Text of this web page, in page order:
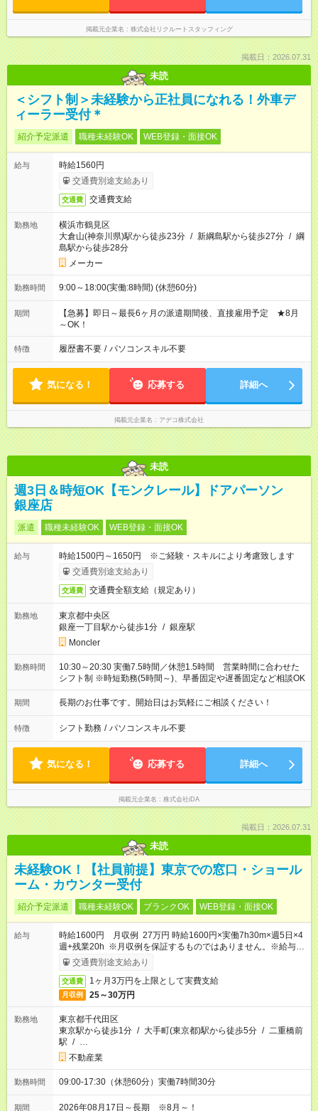
掲載元企業名 株式会社リクルートスタッフィング
掲載日：2026.07.31
未読
＜シフト制＞未経験から正社員になれる！外車デ
ィーラー受付＊
紹介予定派遣 職種未経験OK WEB登録・面接OK
給与
時給1560円
交通費別途支給あり
交通費 交通費支給
勤務地
横浜市鶴見区
大倉山(神奈川県)駅から徒歩23分 / 新綱島駅から徒歩27分 / 綱
島駅から徒歩28分
メーカー
勤務時間 9:00～18:00(実働:8時間) (休憩60分)
期間
【急募】即日～最長6ヶ月の派遣期間後、直接雇用予定 ★8月
～OK！
特徴 履歴書不要 / パソコンスキル不要
気になる！ 応募する 詳細へ
掲載元企業名 アデコ株式会社
未読
週3日＆時短OK【モンクレール】ドアパーソン
銀座店
派遣 職種未経験OK WEB登録・面接OK
給与
時給1500円～1650円 ※ご経験・スキルにより考慮致します
交通費別途支給あり
交通費 交通費全額支給（規定あり）
勤務地
東京都中央区
銀座一丁目駅から徒歩1分 / 銀座駅
Moncler
勤務時間
10:30～20:30 実働7.5時間／休憩1.5時間 営業時間に合わせた
シフト制 ※時短勤務(5時間～)、早番固定や遅番固定など相談OK
期間 長期のお仕事です。開始日はお気軽にご相談ください！
特徴 シフト勤務 / パソコンスキル不要
気になる！ 応募する 詳細へ
掲載元企業名 株式会社iDA
掲載日：2026.07.31
未読
未経験OK！【社員前提】東京での窓口・ショール
ーム・カウンター受付
紹介予定派遣 職種未経験OK ブランクOK WEB登録・面接OK
給与
時給1600円 月収例 27万円 時給1600円×実働7h30m×週5日×4
週+残業20h ※月収例を保証するものではありません。※給与即
受取りサービス利用可（利用条件有）
交通費別途支給あり
交通費 1ヶ月3万円を上限として実費支給
月収例 25～30万円
勤務地
東京都千代田区
東京駅から徒歩1分 / 大手町(東京都)駅から徒歩5分 / 二重橋前
駅 / …
不動産業
勤務時間 09:00-17:30（休憩60分）実働7時間30分
期間 2026年08月17日～長期 ※8月～！